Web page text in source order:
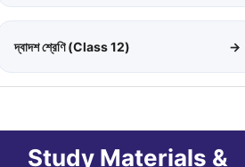
দ্বাদশ শ্রেণি (Class 12) →
Study Materials &